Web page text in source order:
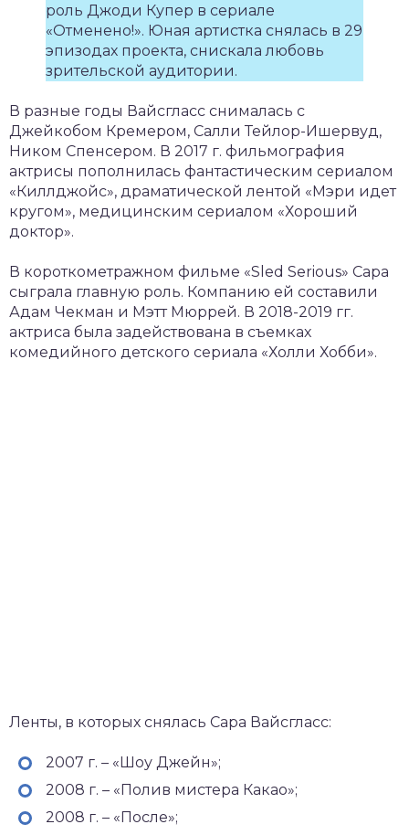
роль Джоди Купер в сериале
«Отменено!». Юная артистка снялась в 29
эпизодах проекта, снискала любовь
зрительской аудитории.
В разные годы Вайсгласс снималась с
Джейкобом Кремером, Салли Тейлор-Ишервуд,
Ником Спенсером. В 2017 г. фильмография
актрисы пополнилась фантастическим сериалом
«Киллджойс», драматической лентой «Мэри идет
кругом», медицинским сериалом «Хороший
доктор».
В короткометражном фильме «Sled Serious» Сара
сыграла главную роль. Компанию ей составили
Адам Чекман и Мэтт Мюррей. В 2018-2019 гг.
актриса была задействована в съемках
комедийного детского сериала «Холли Хобби».
Ленты, в которых снялась Сара Вайсгласс:
2007 г. – «Шоу Джейн»;
2008 г. – «Полив мистера Какао»;
2008 г. – «После»;